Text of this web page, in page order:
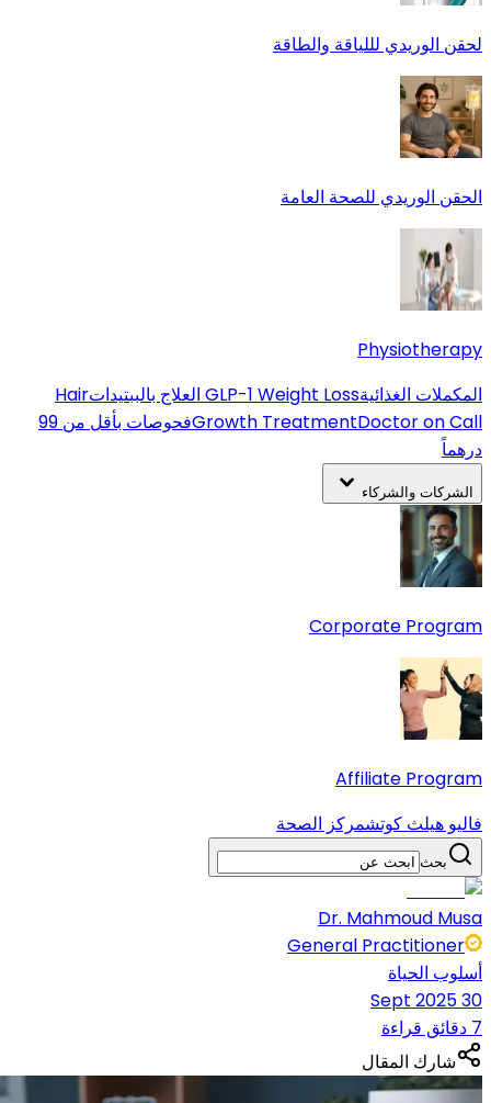
لحقن الوريدي لللياقة والطاقة
الحقن الوريدي للصحة العامة
Physiotherapy
المكملات الغذائيةGLP-1 Weight Loss العلاج بالببتيداتHair
Growth TreatmentDoctor on Call
فحوصات بأقل من 99
درهماً
الشركات والشركاء
Corporate Program
Affiliate Program
فاليو هيلث كوتشمركز الصحة
بحث
Dr. Mahmoud Musa
General Practitioner
أسلوب الحياة
30 Sept 2025
7 دقائق قراءة
شارك المقال